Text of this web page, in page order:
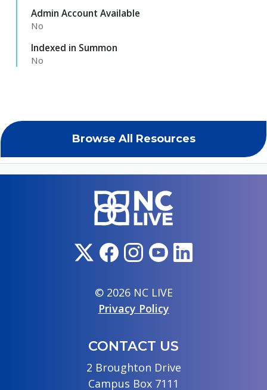
Browse All Resources
Admin Account Available
No
Indexed in Summon
No
© 2026 NC LIVE
Privacy Policy
CONTACT US
2 Broughton Drive
Campus Box 7111